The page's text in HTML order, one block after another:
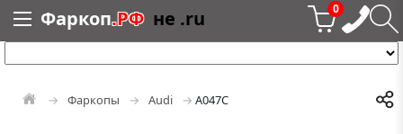
Фаркоп.РФ не .ru 0
Фаркопы Audi A047C